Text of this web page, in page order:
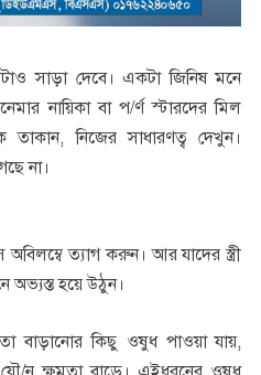
সাড়া দেবে। একটা জিনিষ মনে
নায়িকা বা প/র্ণ স্টারদের মিল
নিজের সাধারণত্ব দেখুন।
না।
ত্যাগ করুন। আর যাদের স্ত্রী
অভ্যস্ত হয়ে উঠুন।
বাড়ানোর কিছু ওষুধ পাওয়া যায়,